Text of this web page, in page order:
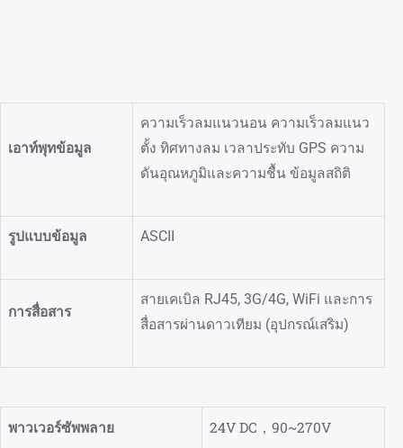
เอาท์พุทข้อมูล
ความเร็วลมแนวนอน ความเร็วลมแนว
ตั้ง ทิศทางลม เวลาประทับ GPS ความ
ดันอุณหภูมิและความชื้น ข้อมูลสถิติ
รูปแบบข้อมูล ASCII
การสื่อสาร
สายเคเบิล RJ45, 3G/4G, WiFi และการ
สื่อสารผ่านดาวเทียม (อุปกรณ์เสริม)
พาวเวอร์ซัพพลาย 24V DC，90~270V